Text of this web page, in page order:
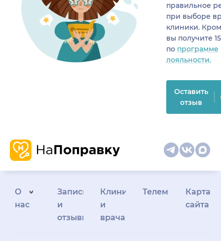
правильное
при выборе
клиники.
вы получите
по программе
лояльности.
Оставить
отзыв
О
нас
Запись
и
отзывы
Клиникам
и
врачам
Телемедицина
Карта
сайта